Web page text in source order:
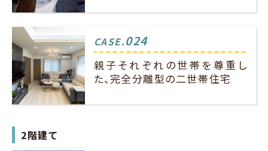
CASE.024
親子それぞれの世帯を尊重し
た、完全分離型の二世帯住宅
2階建て